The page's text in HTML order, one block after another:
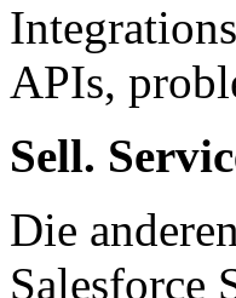
APIs,
Sell.
Die
Salesforce